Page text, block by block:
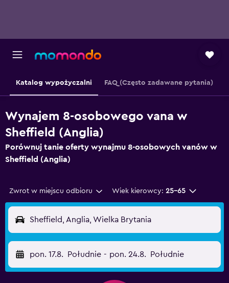
Katalog wypożyczalni FAQ (Często zadawane pytania)
Wynajem 8-osobowego vana w
Sheffield (Anglia)
Porównuj tanie oferty wynajmu 8-osobowych vanów w
Sheffield (Anglia)
Zwrot w miejscu odbioru Wiek kierowcy: 25-65
Sheffield, Anglia, Wielka Brytania
pon. 17.8. Południe - pon. 24.8. Południe